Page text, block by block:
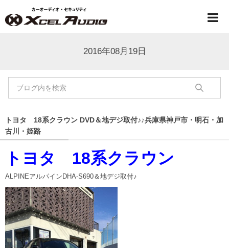
2016年08月19日
トヨタ 18系クラウン DVD＆地デジ取付♪♪兵庫県神戸市・明石・加
古川・姫路
トヨタ 18系クラウン
ALPINEアルパインDHA-S690＆地デジ取付♪